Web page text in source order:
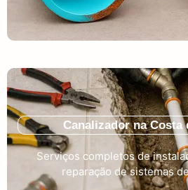
Canalizador na Costa
Serviços completos de
reparação de sistemas